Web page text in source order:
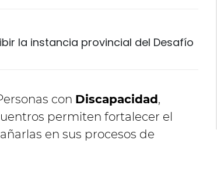
la instancia provincial del Desafío
con Discapacidad,
permiten fortalecer el
en sus procesos de